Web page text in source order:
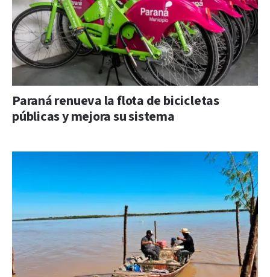
Paraná renueva la flota de bicicletas
públicas y mejora su sistema